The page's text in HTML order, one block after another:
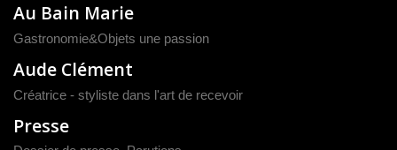
Au Bain Marie
Gastronomie&Objets une passion
Aude Clément
Créatrice - styliste dans l'art de recevoir
Presse